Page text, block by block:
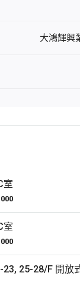
大鴻輝興
室
室
23, 25-28/F 開放